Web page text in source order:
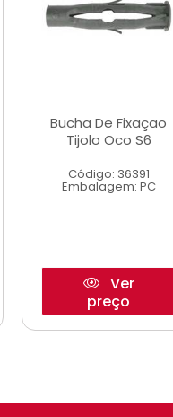
Bucha De Fixaçao
Tijolo Oco S6
Código: 36391
Embalagem: PC
Ver
preço